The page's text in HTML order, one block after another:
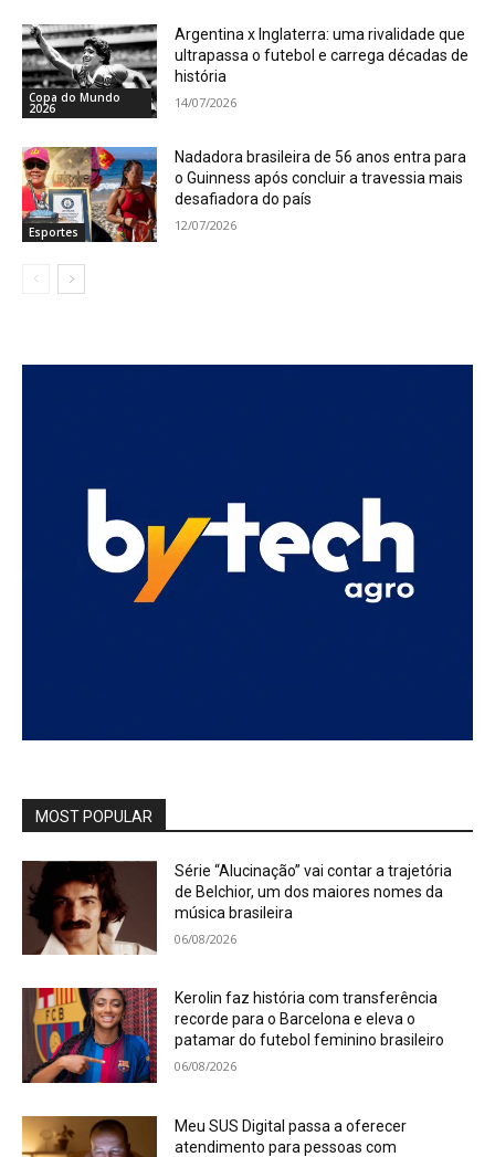
Copa do Mundo
2026
Argentina x Inglaterra: uma rivalidade que
ultrapassa o futebol e carrega décadas de
história
14/07/2026
Esportes
Nadadora brasileira de 56 anos entra para
o Guinness após concluir a travessia mais
desafiadora do país
12/07/2026
MOST POPULAR
Série “Alucinação” vai contar a trajetória
de Belchior, um dos maiores nomes da
música brasileira
06/08/2026
Kerolin faz história com transferência
recorde para o Barcelona e eleva o
patamar do futebol feminino brasileiro
06/08/2026
Meu SUS Digital passa a oferecer
atendimento para pessoas com